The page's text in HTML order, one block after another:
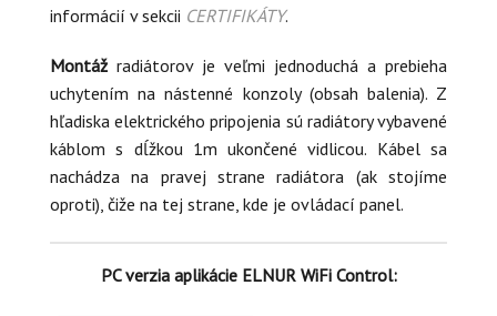
informácií v sekcii CERTIFIKÁTY.
Montáž radiátorov je veľmi jednoduchá a prebieha
uchytením na nástenné konzoly (obsah balenia). Z
hľadiska elektrického pripojenia sú radiátory vybavené
káblom s dĺžkou 1m ukončené vidlicou. Kábel sa
nachádza na pravej strane radiátora (ak stojíme
oproti), čiže na tej strane, kde je ovládací panel.
PC verzia aplikácie ELNUR WiFi Control: